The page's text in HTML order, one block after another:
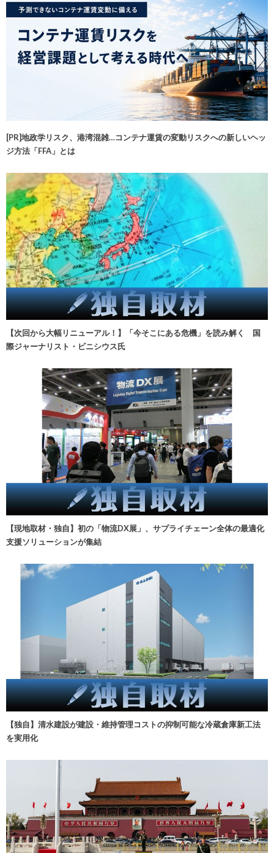
[PR]地政学リスク、港湾混雑…コンテナ運賃の変動リスクへの新しいヘッ
ジ方法「FFA」とは
【次回から大幅リニューアル！】「今そこにある危機」を読み解く 国
際ジャーナリスト・ビニシウス氏
【現地取材・独自】初の「物流DX展」、サプライチェーン全体の最適化
支援ソリューションが集結
【独自】清水建設が建設・維持管理コストの抑制可能な冷蔵倉庫新工法
を実用化